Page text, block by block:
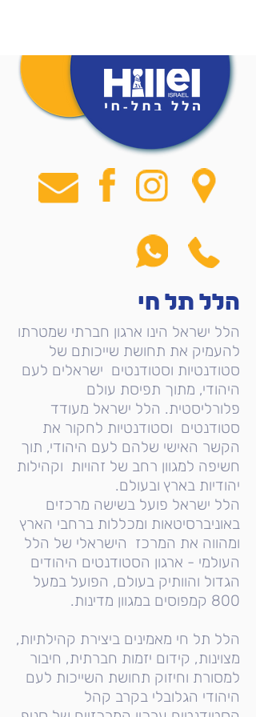
הלל תל חי
הלל ישראל הינו ארגון חברתי שמטרתו
להעמיק את תחושת שייכותם של
סטודנטיות וסטודנטים ישראלים לעם
היהודי, מתוך תפיסת עולם
פלורליסטית. הלל ישראל מעודד
סטודנטים וסטודנטיות לחקור את
הקשר האישי שלהם לעם היהודי, תוך
חשיפה למגוון רחב של זהויות וקהילות
יהודיות בארץ ובעולם.
הלל ישראל פועל בשישה מרכזים
באוניברסיטאות ומכללות ברחבי הארץ
ומהווה את המרכז הישראלי של הלל
העולמי - ארגון הסטודנטים היהודים
הגדול והוותיק בעולם, הפועל במעל
800 קמפוסים במגוון מדינות.
הלל תל חי מאמינים ביצירת קהילתיות,
מצוינות, קידום יזמות חברתית, חיבור
למסורת וחיזוק תחושת השייכות לעם
היהודי הגלובלי בקרב קהל